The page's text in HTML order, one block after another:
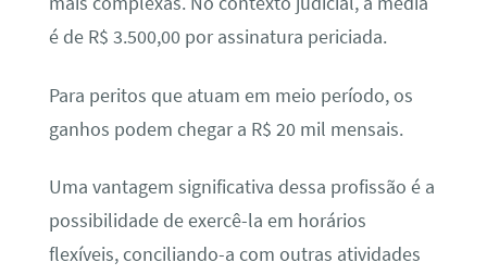
é de R$ 3.500,00 por assinatura periciada.
Para peritos que atuam em meio período, os
ganhos podem chegar a R$ 20 mil mensais.
Uma vantagem significativa dessa profissão é a
possibilidade de exercê-la em horários
flexíveis, conciliando-a com outras atividades